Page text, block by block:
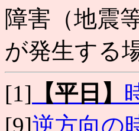
障害（地震
が発生する
[1] 【平日】
[9]逆方向の